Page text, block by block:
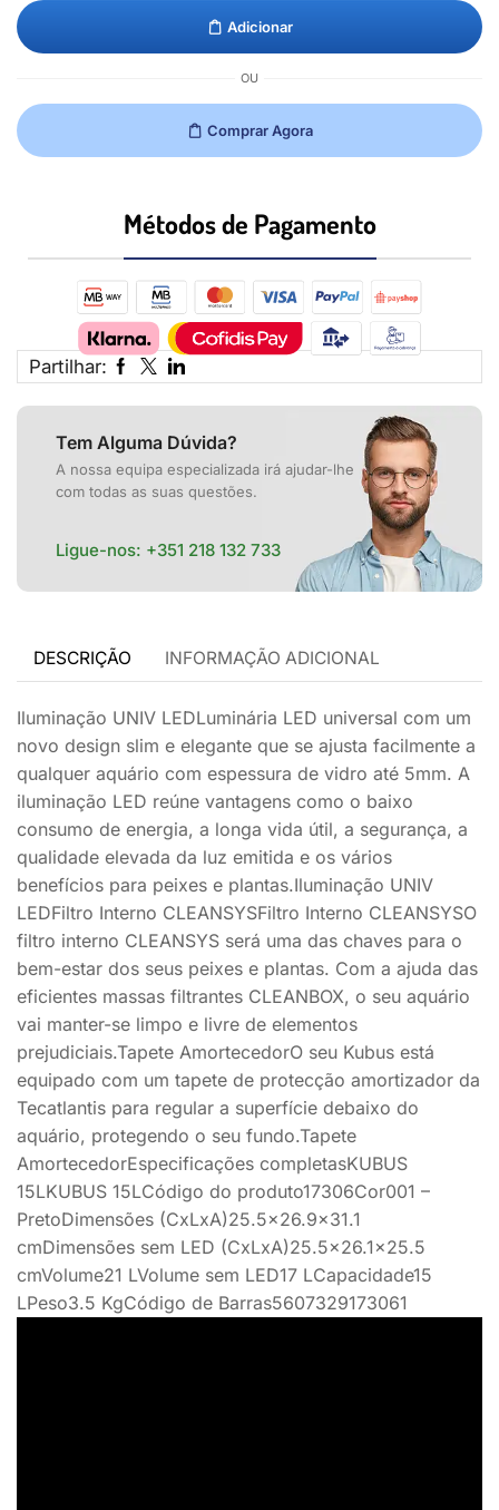
Adicionar
OU
Comprar Agora
Métodos de Pagamento​
Partilhar:
Tem Alguma Dúvida?
A nossa equipa especializada irá ajudar-lhe
com todas as suas questões.
Ligue-nos: +351 218 132 733
DESCRIÇÃO INFORMAÇÃO ADICIONAL
Iluminação UNIV LEDLuminária LED universal com um
novo design slim e elegante que se ajusta facilmente a
qualquer aquário com espessura de vidro até 5mm. A
iluminação LED reúne vantagens como o baixo
consumo de energia, a longa vida útil, a segurança, a
qualidade elevada da luz emitida e os vários
benefícios para peixes e plantas.Iluminação UNIV
LEDFiltro Interno CLEANSYSFiltro Interno CLEANSYSO
filtro interno CLEANSYS será uma das chaves para o
bem-estar dos seus peixes e plantas. Com a ajuda das
eficientes massas filtrantes CLEANBOX, o seu aquário
vai manter-se limpo e livre de elementos
prejudiciais.Tapete AmortecedorO seu Kubus está
equipado com um tapete de protecção amortizador da
Tecatlantis para regular a superfície debaixo do
aquário, protegendo o seu fundo.Tapete
AmortecedorEspecificações completasKUBUS
15LKUBUS 15LCódigo do produto17306Cor001 –
PretoDimensões (CxLxA)25.5×26.9×31.1
cmDimensões sem LED (CxLxA)25.5×26.1×25.5
cmVolume21 LVolume sem LED17 LCapacidade15
LPeso3.5 KgCódigo de Barras5607329173061